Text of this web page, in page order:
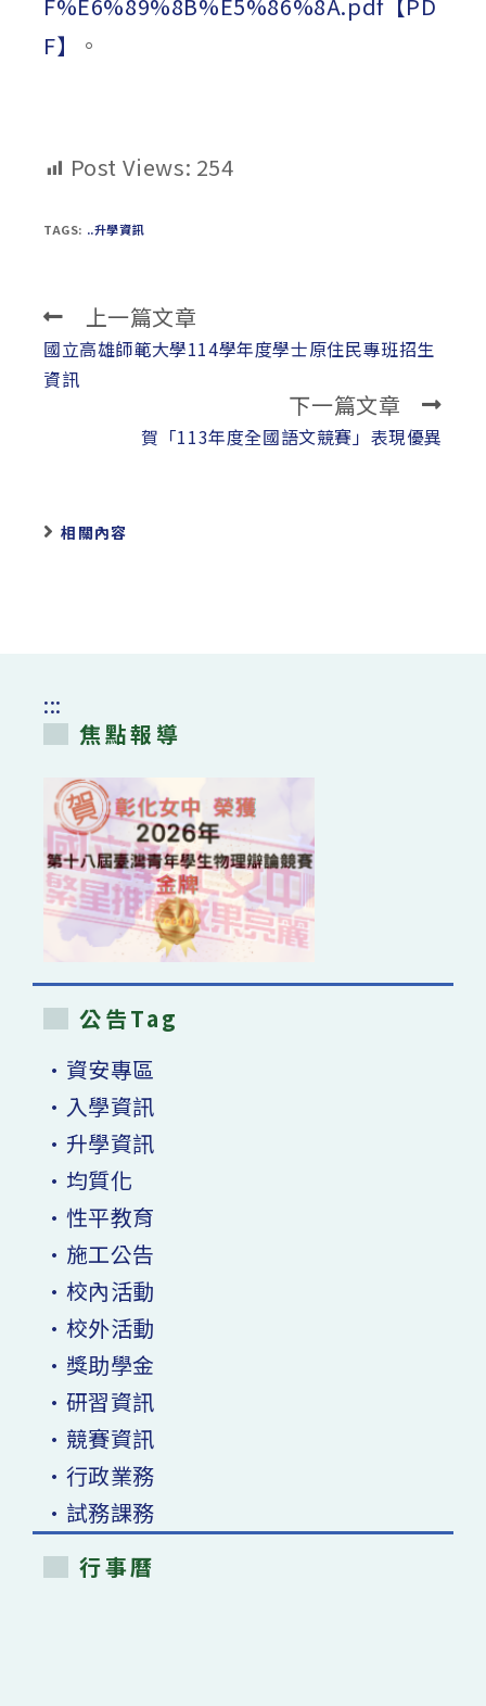
F】
。
Post Views: 254
TAGS: ..升學資訊
Read
more
articles
上一篇文章
國立高雄師範大學114學年度學士原住民專班招生
資訊
下一篇文章
賀「113年度全國語文競賽」表現優異
相關內容
:::
焦點報導
公告Tag
•資安專區
•入學資訊
•升學資訊
•均質化
•性平教育
•施工公告
•校內活動
•校外活動
•獎助學金
•研習資訊
•競賽資訊
•行政業務
•試務課務
行事曆